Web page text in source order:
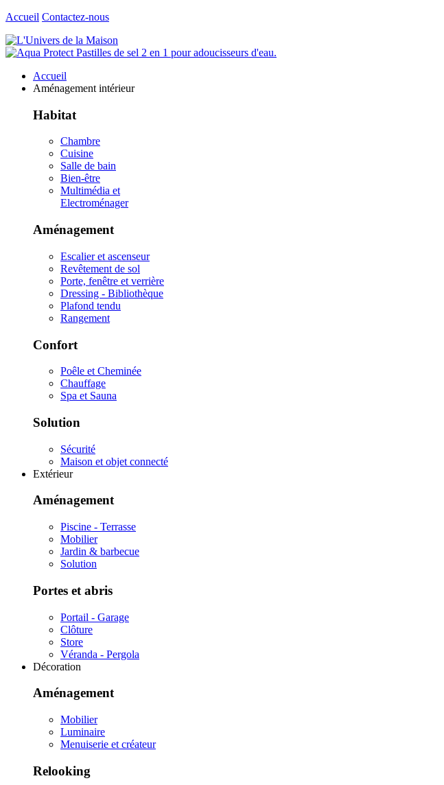
Accueil Contactez-nous
Accueil
Aménagement intérieur
Habitat
Chambre
Cuisine
Salle de bain
Bien-être
Multimédia et
Electroménager
Aménagement
Escalier et ascenseur
Revêtement de sol
Porte, fenêtre et verrière
Dressing - Bibliothèque
Plafond tendu
Rangement
Confort
Poêle et Cheminée
Chauffage
Spa et Sauna
Solution
Sécurité
Maison et objet connecté
Extérieur
Aménagement
Piscine - Terrasse
Mobilier
Jardin & barbecue
Solution
Portes et abris
Portail - Garage
Clôture
Store
Véranda - Pergola
Décoration
Aménagement
Mobilier
Luminaire
Menuiserie et créateur
Relooking